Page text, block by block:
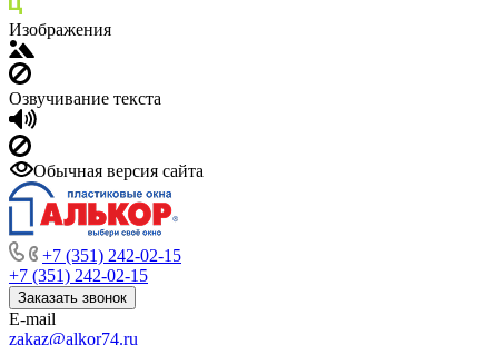
Изображения
Озвучивание текста
Обычная версия сайта
+7 (351) 242-02-15
+7 (351) 242-02-15
Заказать звонок
E-mail
zakaz@alkor74.ru